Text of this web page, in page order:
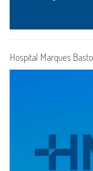
Hospital Marques Basto